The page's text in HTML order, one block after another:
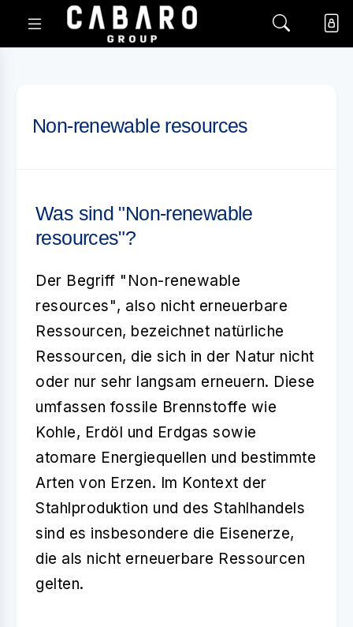
Non-renewable resources
Was sind "Non-renewable
resources"?
Der Begriff "Non-renewable
resources", also nicht erneuerbare
Ressourcen, bezeichnet natürliche
Ressourcen, die sich in der Natur nicht
oder nur sehr langsam erneuern. Diese
umfassen fossile Brennstoffe wie
Kohle, Erdöl und Erdgas sowie
atomare Energiequellen und bestimmte
Arten von Erzen. Im Kontext der
Stahlproduktion und des Stahlhandels
sind es insbesondere die Eisenerze,
die als nicht erneuerbare Ressourcen
gelten.